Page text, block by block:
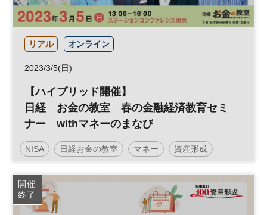
リアル オンライン
2023/3/5(日)
【ハイブリッド開催】
日経 お金の教室 春の金融経済教育セミ
ナー withマネーのまなび
NISA 日経お金の教室 マネー 資産形成
参加無料
土日祝開催
開催
終了